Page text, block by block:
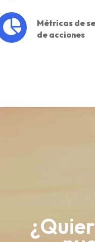
Métricas de
de acciones